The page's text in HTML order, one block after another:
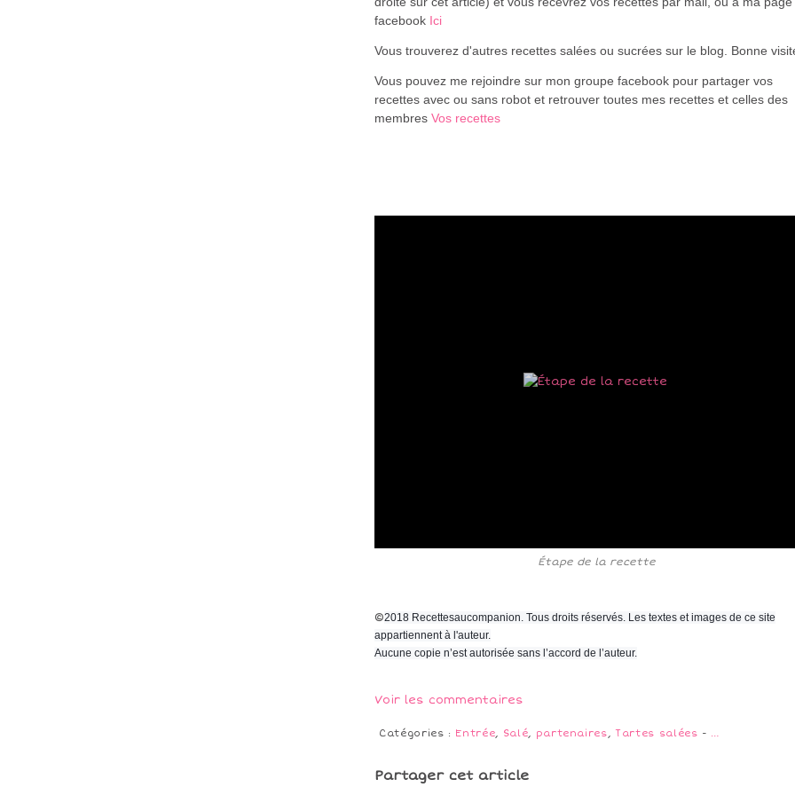
facebook Ici
Vous trouverez d'autres recettes salées ou sucrées sur le blog. Bonne
Vous pouvez me rejoindre sur mon groupe facebook pour partager vos
recettes avec ou sans robot et retrouver toutes mes recettes et celles des
membres Vos recettes
Étape de la recette
©2018 Recettesaucompanion. Tous droits réservés. Les textes et images de ce site
appartiennent à l'auteur.
Aucune copie n’est autorisée sans l’accord de l’auteur.
Voir les commentaires
Catégories : Entrée, Salé, partenaires, Tartes salées - …
Partager cet article